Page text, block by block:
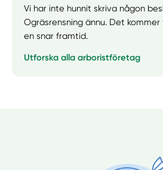
Vi har inte hunnit skriva någon
Ogräsrensning ännu. Det
en snar framtid.
Utforska alla arboristföretag